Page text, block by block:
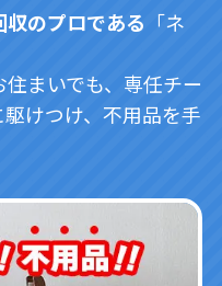
収のプロである 「ネ
まいでも、専任チー
けつけ、不用品を手